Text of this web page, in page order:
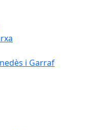
i Garraf